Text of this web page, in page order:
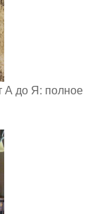
А до Я: полное